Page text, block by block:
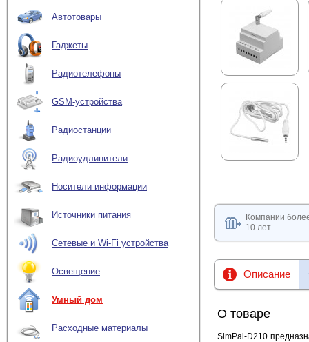
Автотовары
Гаджеты
Радиотелефоны
GSM-устройства
Радиостанции
Радиоудлинители
Носители информации
Источники питания
Сетевые и Wi-Fi устройства
Освещение
Умный дом
Расходные материалы
Компании
10 лет
Описание
О товаре
SimPal-D210